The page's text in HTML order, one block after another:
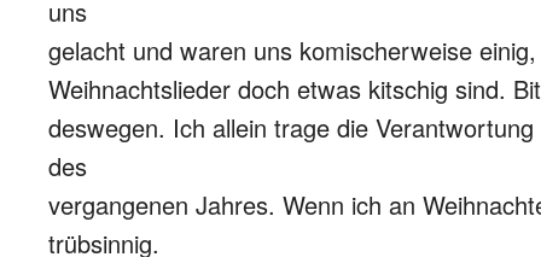
uns
gelacht und waren uns komischerweise
Weihnachtslieder doch etwas kitschig sind.
deswegen. Ich allein trage die
des
vergangenen Jahres. Wenn ich an
trübsinnig.